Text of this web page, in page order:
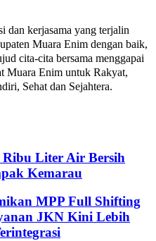
dan kerjasama yang terjalin
Muara Enim dengan baik,
cita-cita bersama menggapai
Muara Enim untuk Rakyat,
Sehat dan Sejahtera.
Ribu Liter Air Bersih
Kemarau
MPP Full Shifting
JKN Kini Lebih